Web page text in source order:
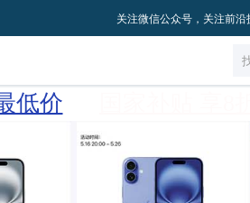
关注微信公众号，关注前
低价